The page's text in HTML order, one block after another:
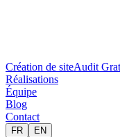
Création de siteAudit
Réalisations
Équipe
Blog
Contact
FR EN